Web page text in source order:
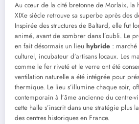
Au cœur de la cité bretonne de Morlaix, la
XIXe siècle retrouve sa superbe après des
Inspirée des structures de Baltard, elle fut
animé, avant de sombrer dans l’oubli. Le
en fait désormais un lieu hybride : marché
culturel, incubateur d’artisans locaux. Les
comme le fer riveté et le verre ont été
ventilation naturelle a été intégrée pour
thermique. Le lieu s’illumine chaque soir,
contemporain à l’âme ancienne du centre-
cette halle s’inscrit dans une stratégie plus
des centres historiques en France.